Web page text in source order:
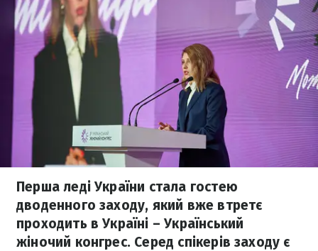
Перша леді України стала гостею
дводенного заходу, який вже втретє
проходить в Україні – Український
жіночий конгрес. Серед спікерів заходу є